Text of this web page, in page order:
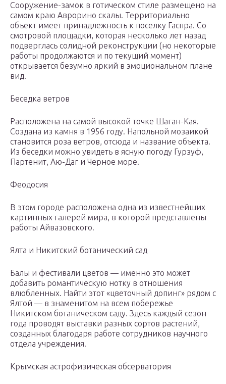
Сооружение-замок в готическом стиле размещено на
самом краю Аврорино скалы. Территориально
объект имеет принадлежность к поселку Гаспра. Со
смотровой площадки, которая несколько лет назад
подверглась солидной реконструкции (но некоторые
работы продолжаются и по текущий момент)
открывается безумно яркий в эмоциональном плане
вид.
Беседка ветров
Расположена на самой высокой точке Шаган-Кая.
Создана из камня в 1956 году. Напольной мозаикой
становится роза ветров, отсюда и название объекта.
Из беседки можно увидеть в ясную погоду Гурзуф,
Партенит, Аю-Даг и Черное море.
Феодосия
В этом городе расположена одна из известнейших
картинных галерей мира, в которой представлены
работы Айвазовского.
Ялта и Никитский ботанический сад
Балы и фестивали цветов — именно это может
добавить романтическую нотку в отношения
влюбленных. Найти этот «цветочный допинг» рядом с
Ялтой — в знаменитом на всем побережье
Никитском ботаническом саду. Здесь каждый сезон
года проводят выставки разных сортов растений,
созданных благодаря работе сотрудников научного
отдела учреждения.
Крымская астрофизическая обсерватория